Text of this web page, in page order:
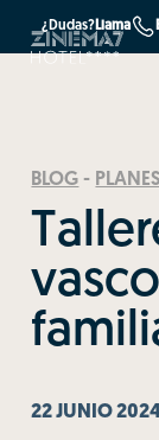
¿Dudas?Llama
BLOG -
22 JUNIO